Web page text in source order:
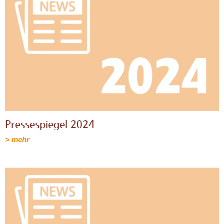
Pressespiegel 2024
> mehr